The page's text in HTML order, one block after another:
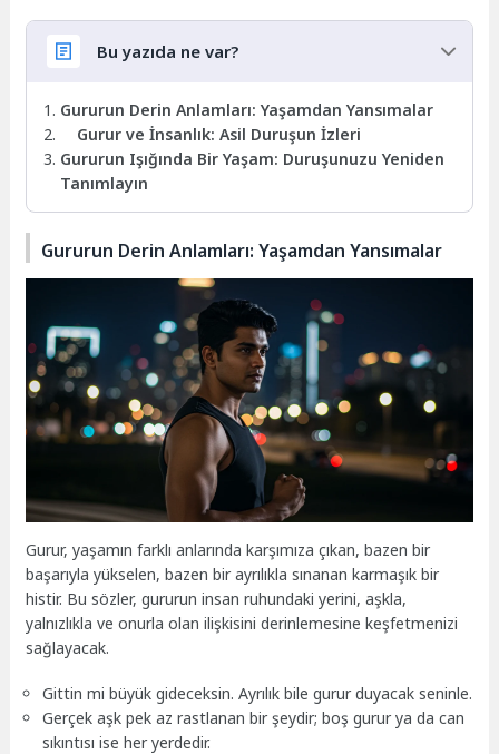
Bu yazıda ne var?
Gururun Derin Anlamları: Yaşamdan Yansımalar
Gurur ve İnsanlık: Asil Duruşun İzleri
Gururun Işığında Bir Yaşam: Duruşunuzu Yeniden
Tanımlayın
Gururun Derin Anlamları: Yaşamdan Yansımalar
Gurur, yaşamın farklı anlarında karşımıza çıkan, bazen bir
başarıyla yükselen, bazen bir ayrılıkla sınanan karmaşık bir
histir. Bu sözler, gururun insan ruhundaki yerini, aşkla,
yalnızlıkla ve onurla olan ilişkisini derinlemesine keşfetmenizi
sağlayacak.
Gittin mi büyük gideceksin. Ayrılık bile gurur duyacak seninle.
Gerçek aşk pek az rastlanan bir şeydir; boş gurur ya da can
sıkıntısı ise her yerdedir.